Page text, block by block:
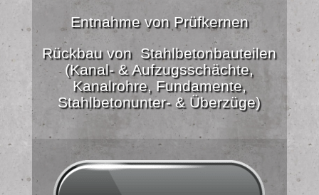
Entnahme von Prüfkernen
Rückbau von Stahlbetonbauteilen
(Kanal- & Aufzugsschächte,
Kanalrohre, Fundamente,
Stahlbetonunter- & Überzüge)